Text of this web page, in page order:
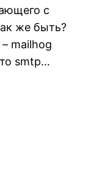
с
же быть?
mailhog
smtp…